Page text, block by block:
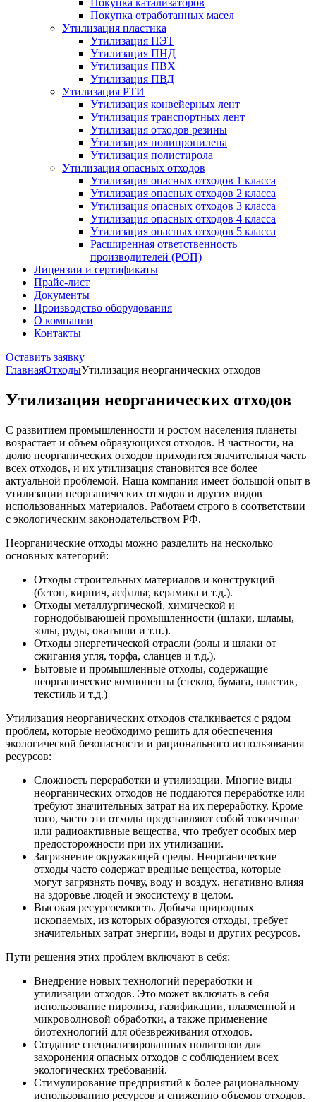
Покупка катализаторов
Покупка отработанных масел
Утилизация пластика
Утилизация ПЭТ
Утилизация ПНД
Утилизация ПВХ
Утилизация ПВД
Утилизация РТИ
Утилизация конвейерных лент
Утилизация транспортных лент
Утилизация отходов резины
Утилизация полипропилена
Утилизация полистирола
Утилизация опасных отходов
Утилизация опасных отходов 1 класса
Утилизация опасных отходов 2 класса
Утилизация опасных отходов 3 класса
Утилизация опасных отходов 4 класса
Утилизация опасных отходов 5 класса
Расширенная ответственность
производителей (РОП)
Лицензии и сертификаты
Прайс-лист
Документы
Производство оборудования
О компании
Контакты
Оставить заявку
ГлавнаяОтходыУтилизация неорганических отходов
Утилизация неорганических отходов
С развитием промышленности и ростом населения планеты
возрастает и объем образующихся отходов. В частности, на
долю неорганических отходов приходится значительная часть
всех отходов, и их утилизация становится все более
актуальной проблемой. Наша компания имеет большой опыт в
утилизации неорганических отходов и других видов
использованных материалов. Работаем строго в соответствии
с экологическим законодательством РФ.
Неорганические отходы можно разделить на несколько
основных категорий:
Отходы строительных материалов и конструкций
(бетон, кирпич, асфальт, керамика и т.д.).
Отходы металлургической, химической и
горнодобывающей промышленности (шлаки, шламы,
золы, руды, окатыши и т.п.).
Отходы энергетической отрасли (золы и шлаки от
сжигания угля, торфа, сланцев и т.д.).
Бытовые и промышленные отходы, содержащие
неорганические компоненты (стекло, бумага, пластик,
текстиль и т.д.)
Утилизация неорганических отходов сталкивается с рядом
проблем, которые необходимо решить для обеспечения
экологической безопасности и рационального использования
ресурсов:
Сложность переработки и утилизации. Многие виды
неорганических отходов не поддаются переработке или
требуют значительных затрат на их переработку. Кроме
того, часто эти отходы представляют собой токсичные
или радиоактивные вещества, что требует особых мер
предосторожности при их утилизации.
Загрязнение окружающей среды. Неорганические
отходы часто содержат вредные вещества, которые
могут загрязнять почву, воду и воздух, негативно влияя
на здоровье людей и экосистему в целом.
Высокая ресурсоемкость. Добыча природных
ископаемых, из которых образуются отходы, требует
значительных затрат энергии, воды и других ресурсов.
Пути решения этих проблем включают в себя:
Внедрение новых технологий переработки и
утилизации отходов. Это может включать в себя
использование пиролиза, газификации, плазменной и
микроволновой обработки, а также применение
биотехнологий для обезвреживания отходов.
Создание специализированных полигонов для
захоронения опасных отходов с соблюдением всех
экологических требований.
Стимулирование предприятий к более рациональному
использованию ресурсов и снижению объемов отходов.